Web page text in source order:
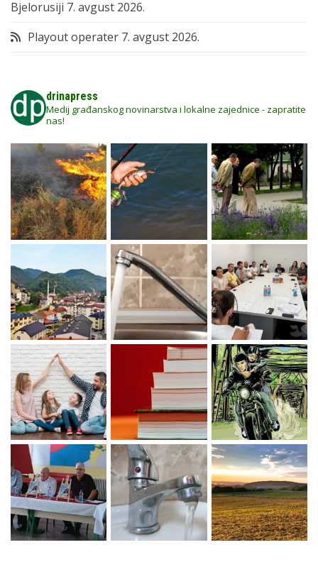
Bjelorusiji 7. avgust 2026.
Playout operater 7. avgust 2026.
drinapress
Medij građanskog novinarstva i lokalne zajednice - zapratite
nas!